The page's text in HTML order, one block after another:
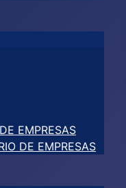
EMPRESAS
DE EMPRESAS